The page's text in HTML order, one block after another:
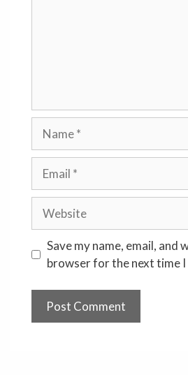
Save my name, email, and
browser for the next time